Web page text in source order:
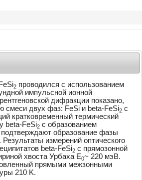
2проводился с использованием
импульсной ионной
дифракции показано,
смеси двух фаз: FeSi и beta-FeSi2с
кратковременный термический
beta-FeSi2с образованием
подтверждают образование фазы
измерений оптического
beta-FeSi2с прямозонной
хвоста Урбаха E0~ 220 мэВ.
прямыми межзонными
210 K.